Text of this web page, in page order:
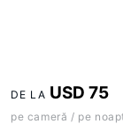
DE LA USD 75
pe cameră / pe